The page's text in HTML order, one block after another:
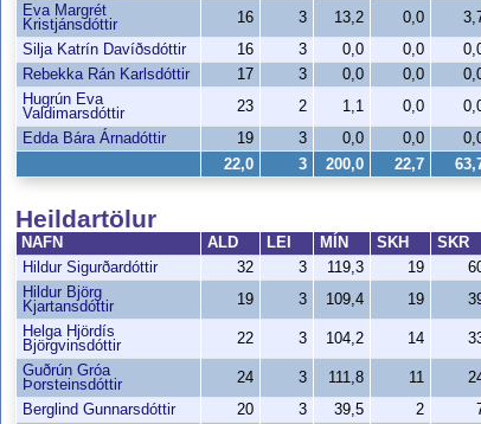
Heildartölur
NAFN ALD LEI MÍN SKH SKR
Hildur Sigurðardóttir
32 3 119,3 19
Hildur Björg
Kjartansdóttir
19 3 109,4 19
Helga Hjördís
Björgvinsdóttir
22 3 104,2 14
Guðrún Gróa
Þorsteinsdóttir
24 3 111,8 11
Berglind Gunnarsdóttir
20 3 39,5 2
Eva Margrét
Kristjánsdóttir
16 3 13,2 0,0
Silja Katrín Davíðsdóttir
16 3 0,0 0,0
Rebekka Rán Karlsdóttir
17 3 0,0 0,0
Hugrún Eva
Valdimarsdóttir
23 2 1,1 0,0
Edda Bára Árnadóttir
19 3 0,0 0,0
22,0 3 200,0 22,7